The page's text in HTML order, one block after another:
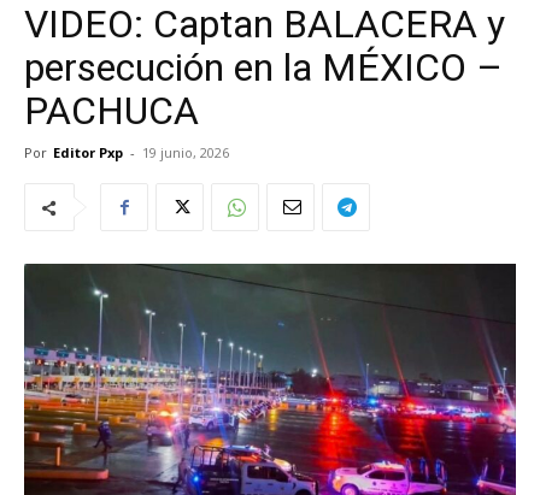
VIDEO: Captan BALACERA y
persecución en la MÉXICO –
PACHUCA
Por Editor Pxp - 19 junio, 2026